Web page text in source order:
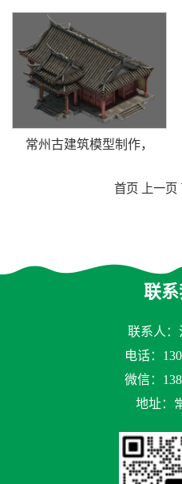
常州古建筑模型制作，
首页 上一页
联系
联系人：
电话：
微信：
地址：